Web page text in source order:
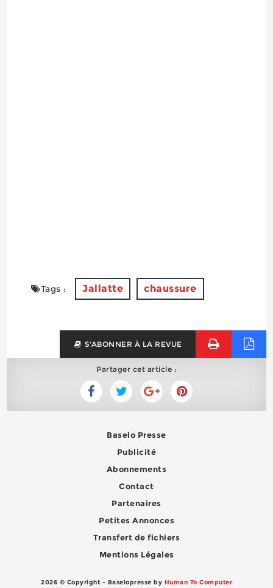
Tags : Jallatte chaussure
S'ABONNER À LA REVUE
Partager cet article :
Baselo Presse
Publicité
Abonnements
Contact
Partenaires
Petites Annonces
Transfert de fichiers
Mentions Légales
2026 © Copyright - Baselopresse by Human To Computer